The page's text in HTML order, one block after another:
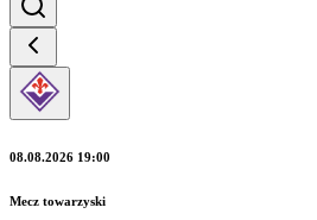
08.08.2026 19:00
Mecz towarzyski